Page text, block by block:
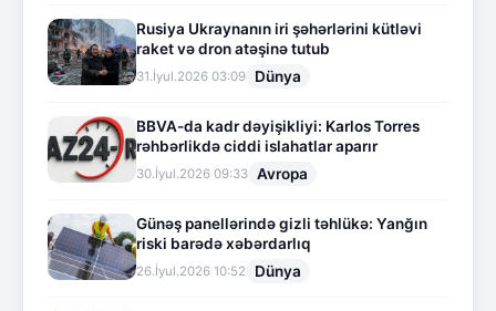
Rusiya Ukraynanın iri şəhərlərini kütləvi
raket və dron atəşinə tutub
31.İyul.2026 03:09 Dünya
BBVA-da kadr dəyişikliyi: Karlos Torres
rəhbərlikdə ciddi islahatlar aparır
30.İyul.2026 09:33 Avropa
Günəş panellərində gizli təhlükə: Yanğın
riski barədə xəbərdarlıq
26.İyul.2026 10:52 Dünya